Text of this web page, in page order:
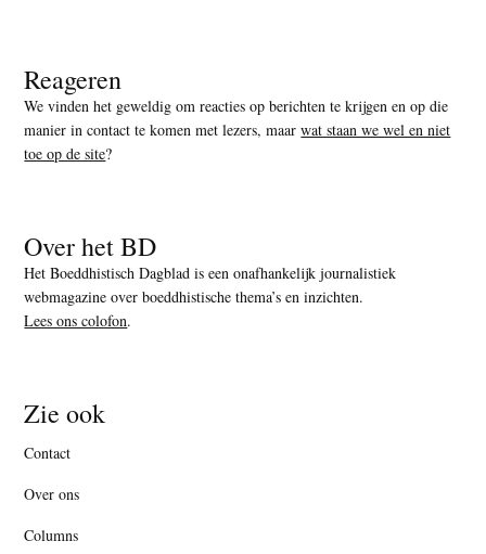
Reageren
We vinden het geweldig om reacties op berichten te krijgen en op die
manier in contact te komen met lezers, maarwat staan we wel en niet
toe op de site?
Over het BD
Het Boeddhistisch Dagblad is een onafhankelijk journalistiek
webmagazine over boeddhistische thema’s en inzichten.
Lees ons colofon.
Zie ook
Contact
Over ons
Columns